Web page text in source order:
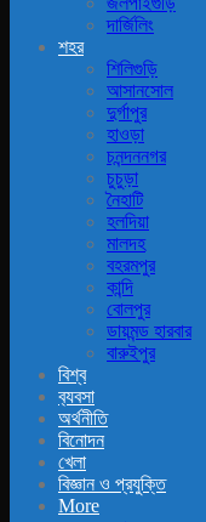
দার্জিলিং
শহর
শিলিগুড়ি
আসানসোল
দুর্গাপুর
হাওড়া
চনন্দননগর
চুচুড়া
নৈহাটি
হলদিয়া
মালদহ
বহরমপুর
কান্দি
বোলপুর
ডায়মন্ড হারবার
বারুইপুর
বিশ্ব
ব‍্যবসা
অর্থনীতি
বিনোদন
খেলা
বিজ্ঞান ও প্রযুক্তি
More